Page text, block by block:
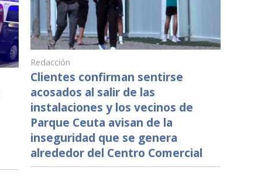
Redacción
Clientes confirman sentirse
acosados al salir de las
instalaciones y los vecinos de
Parque Ceuta avisan de la
inseguridad que se genera
alrededor del Centro Comercial